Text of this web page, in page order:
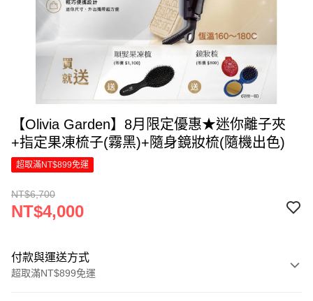
【Olivia Garden】8月限定優惠★迷你離子夾
+指定果凍梳子(霧黑)+隨身鏡妝梳(隨機出色)
超取滿NT$899免運
NT$6,700
NT$4,000
付款與運送方式
超取滿NT$899免運